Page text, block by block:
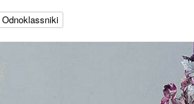
Odnoklassniki